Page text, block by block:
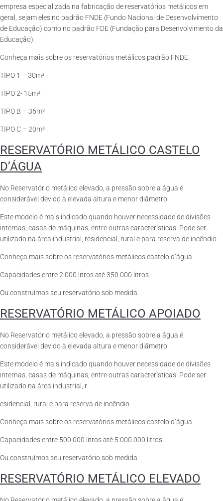
empresa especializada na fabricação de reservatórios metálicos em
geral, sejam eles no padrão FNDE (Fundo Nacional de Desenvolvimento
de Educação) como no padrão FDE (Fundação para Desenvolvimento da
Educação).
Conheça mais sobre os reservatórios metálicos padrão FNDE.
TIPO 1 – 30m³
TIPO 2- 15m³
TIPO B – 36m³
TIPO C – 20m³
RESERVATÓRIO METÁLICO CASTELO
D’ÁGUA
No Reservatório metálico elevado, a pressão sobre a água é
considerável devido à elevada altura e menor diâmetro.
Este modelo é mais indicado quando houver necessidade de divisões
internas, casas de máquinas, entre outras características. Pode ser
utilizado na área industrial, residencial, rural e para reserva de incêndio.
Conheça mais sobre os reservatórios metálicos castelo d’água.
Capacidades entre 2.000 litros até 350.000 litros.
Ou construímos seu reservatório sob medida.
RESERVATÓRIO METÁLICO APOIADO
No Reservatório metálico elevado, a pressão sobre a água é
considerável devido à elevada altura e menor diâmetro.
Este modelo é mais indicado quando houver necessidade de divisões
internas, casas de máquinas, entre outras características. Pode ser
utilizado na área industrial, r
esidencial, rural e para reserva de incêndio.
Conheça mais sobre os reservatórios metálicos castelo d’água.
Capacidades entre 500.000 litros até 5.000.000 litros.
Ou construímos seu reservatório sob medida.
RESERVATÓRIO METÁLICO ELEVADO